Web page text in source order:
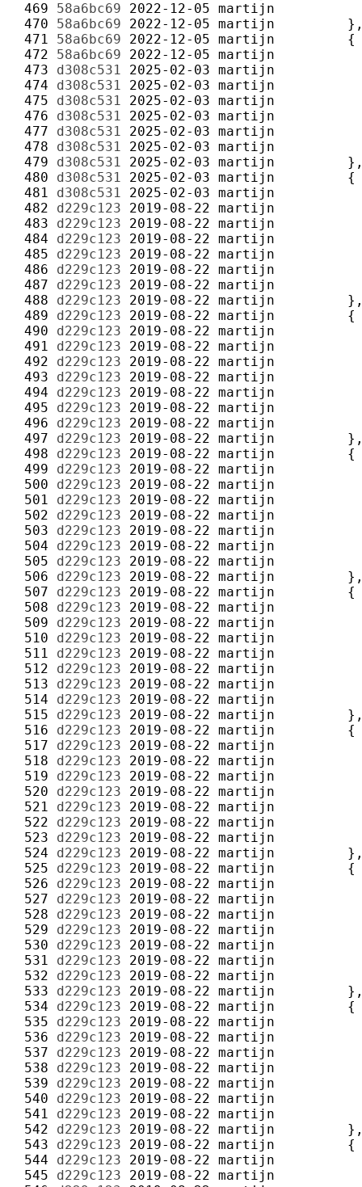
469 58a6bc69 2022-12-05 martijn
470 58a6bc69 2022-12-05 martijn
471 58a6bc69 2022-12-05 martijn
472 58a6bc69 2022-12-05 martijn
473 d308c531 2025-02-03 martijn
474 d308c531 2025-02-03 martijn
475 d308c531 2025-02-03 martijn
476 d308c531 2025-02-03 martijn
477 d308c531 2025-02-03 martijn
478 d308c531 2025-02-03 martijn
479 d308c531 2025-02-03 martijn
480 d308c531 2025-02-03 martijn
481 d308c531 2025-02-03 martijn
482 d229c123 2019-08-22 martijn
483 d229c123 2019-08-22 martijn
484 d229c123 2019-08-22 martijn
485 d229c123 2019-08-22 martijn
486 d229c123 2019-08-22 martijn
487 d229c123 2019-08-22 martijn
488 d229c123 2019-08-22 martijn
489 d229c123 2019-08-22 martijn
490 d229c123 2019-08-22 martijn
491 d229c123 2019-08-22 martijn
492 d229c123 2019-08-22 martijn
493 d229c123 2019-08-22 martijn
494 d229c123 2019-08-22 martijn
495 d229c123 2019-08-22 martijn
496 d229c123 2019-08-22 martijn
497 d229c123 2019-08-22 martijn
498 d229c123 2019-08-22 martijn
499 d229c123 2019-08-22 martijn
500 d229c123 2019-08-22 martijn
501 d229c123 2019-08-22 martijn
502 d229c123 2019-08-22 martijn
503 d229c123 2019-08-22 martijn
504 d229c123 2019-08-22 martijn
505 d229c123 2019-08-22 martijn
506 d229c123 2019-08-22 martijn
507 d229c123 2019-08-22 martijn
508 d229c123 2019-08-22 martijn
509 d229c123 2019-08-22 martijn
510 d229c123 2019-08-22 martijn
511 d229c123 2019-08-22 martijn
512 d229c123 2019-08-22 martijn
513 d229c123 2019-08-22 martijn
514 d229c123 2019-08-22 martijn
515 d229c123 2019-08-22 martijn
516 d229c123 2019-08-22 martijn
517 d229c123 2019-08-22 martijn
518 d229c123 2019-08-22 martijn
519 d229c123 2019-08-22 martijn
520 d229c123 2019-08-22 martijn
521 d229c123 2019-08-22 martijn
522 d229c123 2019-08-22 martijn
523 d229c123 2019-08-22 martijn
524 d229c123 2019-08-22 martijn
525 d229c123 2019-08-22 martijn
526 d229c123 2019-08-22 martijn
527 d229c123 2019-08-22 martijn
528 d229c123 2019-08-22 martijn
529 d229c123 2019-08-22 martijn
530 d229c123 2019-08-22 martijn
531 d229c123 2019-08-22 martijn
532 d229c123 2019-08-22 martijn
533 d229c123 2019-08-22 martijn
534 d229c123 2019-08-22 martijn
535 d229c123 2019-08-22 martijn
536 d229c123 2019-08-22 martijn
537 d229c123 2019-08-22 martijn
538 d229c123 2019-08-22 martijn
539 d229c123 2019-08-22 martijn
540 d229c123 2019-08-22 martijn
541 d229c123 2019-08-22 martijn
542 d229c123 2019-08-22 martijn
543 d229c123 2019-08-22 martijn
544 d229c123 2019-08-22 martijn
545 d229c123 2019-08-22 martijn